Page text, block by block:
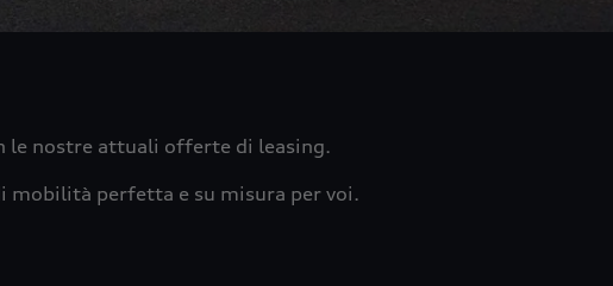
le nostre attuali offerte di leasing.
mobilità perfetta e su misura per voi.